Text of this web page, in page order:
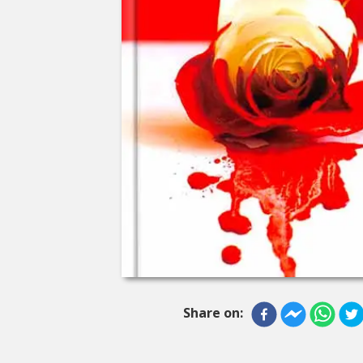
Share on: